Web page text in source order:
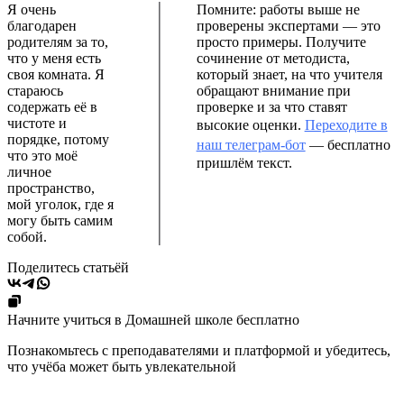
Я очень
благодарен
родителям за то,
что у меня есть
своя комната. Я
стараюсь
содержать её в
чистоте и
порядке, потому
что это моё
личное
пространство,
мой уголок, где я
могу быть самим
собой.
Помните: работы выше не
проверены экспертами — это
просто примеры. Получите
сочинение от методиста,
который знает, на что учителя
обращают внимание при
проверке и за что ставят
высокие оценки. Переходите в
наш телеграм-бот— бесплатно
пришлём текст.
Поделитесь статьёй
Начните учиться в Домашней школе бесплатно
Познакомьтесь с преподавателями и платформой и убедитесь,
что учёба может быть увлекательной